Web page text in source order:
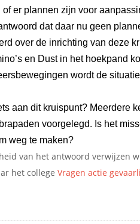
er plannen zijn voor
dat daar nu geen
over de inrichting van deze
en Dust in het hoekpand
wordt de
aan dit kruispunt? Meerdere
voorgelegd. Is het
weg te maken?
van het antwoord verwijzen
het college Vragen actie